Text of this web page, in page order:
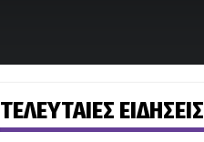
ΤΕΛΕΥΤΑΙΕΣ ΕΙΔΗΣΕΙΣ